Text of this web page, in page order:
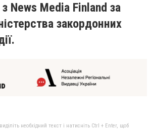
News Media Finland за
закордонних
необхідний текст і натисніть Ctrl + Enter, щоб